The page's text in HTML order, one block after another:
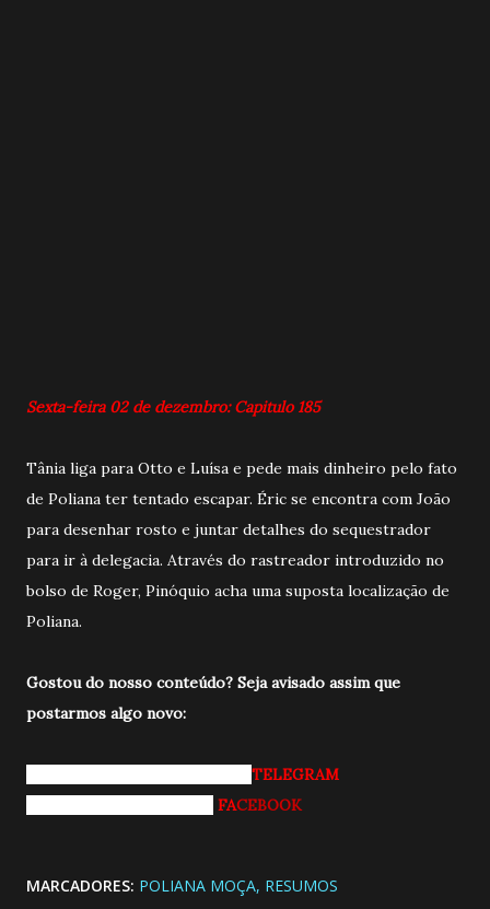
Sexta-feira 02 de dezembro: Capitulo 185
Tânia liga para Otto e Luísa e pede mais dinheiro pelo fato
de Poliana ter tentado escapar. Éric se encontra com João
para desenhar rosto e juntar detalhes do sequestrador
para ir à delegacia. Através do rastreador introduzido no
bolso de Roger, Pinóquio acha uma suposta localização de
Poliana.
Gostou do nosso conteúdo? Seja avisado assim que
postarmos algo novo:
TELEGRAM
FACEBOOK
MARCADORES: POLIANA MOÇA RESUMOS